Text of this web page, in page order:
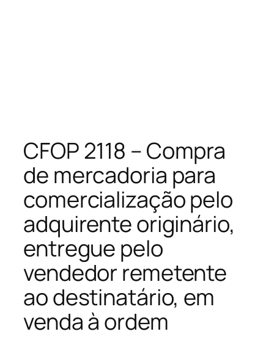
CFOP 2118 – Compra
de mercadoria para
comercialização pelo
adquirente originário,
entregue pelo
vendedor remetente
ao destinatário, em
venda à ordem